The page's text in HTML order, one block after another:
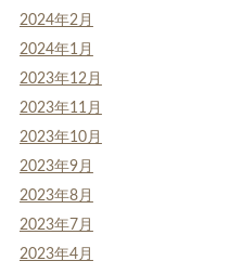
2024年2月
2024年1月
2023年12月
2023年11月
2023年10月
2023年9月
2023年8月
2023年7月
2023年4月